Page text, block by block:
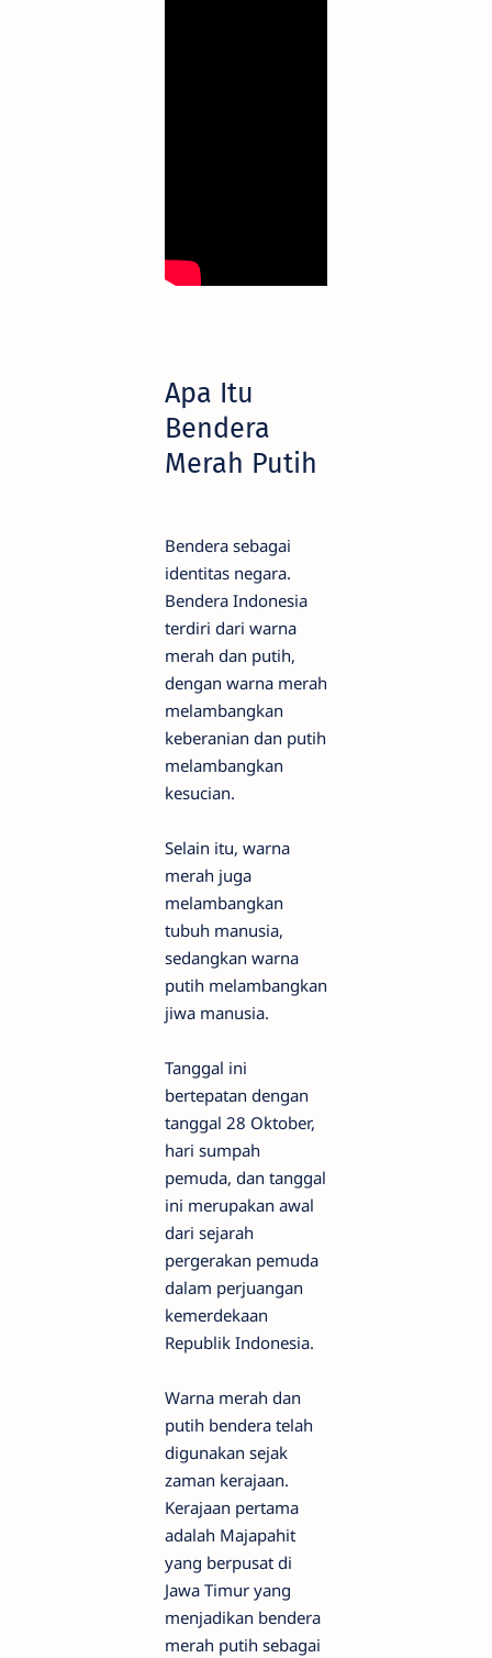
Apa Itu
Bendera
Merah Putih
Bendera sebagai
identitas negara.
Bendera Indonesia
terdiri dari warna
merah dan putih,
dengan warna merah
melambangkan
keberanian dan putih
melambangkan
kesucian.
Selain itu, warna
merah juga
melambangkan
tubuh manusia,
sedangkan warna
putih melambangkan
jiwa manusia.
Tanggal ini
bertepatan dengan
tanggal 28 Oktober,
hari sumpah
pemuda, dan tanggal
ini merupakan awal
dari sejarah
pergerakan pemuda
dalam perjuangan
kemerdekaan
Republik Indonesia.
Warna merah dan
putih bendera telah
digunakan sejak
zaman kerajaan.
Kerajaan pertama
adalah Majapahit
yang berpusat di
Jawa Timur yang
menjadikan bendera
merah putih sebagai